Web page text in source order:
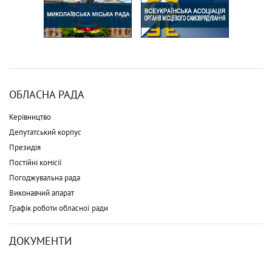
ОБЛАСНА РАДА
Керівництво
Депутатський корпус
Президія
Постійні комісії
Погоджувальна рада
Виконавчий апарат
Графік роботи обласної ради
ДОКУМЕНТИ